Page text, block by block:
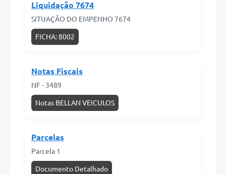
Liquidação 7674
SITUAÇÃO DO EMPENHO 7674
FICHA: 8002
Notas Fiscais
NF - 3489
Notas BELLAN VEICULOS
Parcelas
Parcela 1
Documento Detalhado